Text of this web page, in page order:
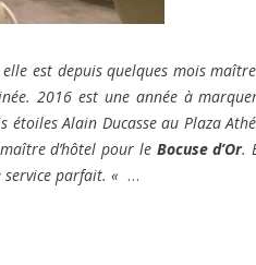
est depuis quelques mois
2016 est une année à
Alain Ducasse au Plaza
d’hôtel pour leBocuse d’Or.
service parfait. « …